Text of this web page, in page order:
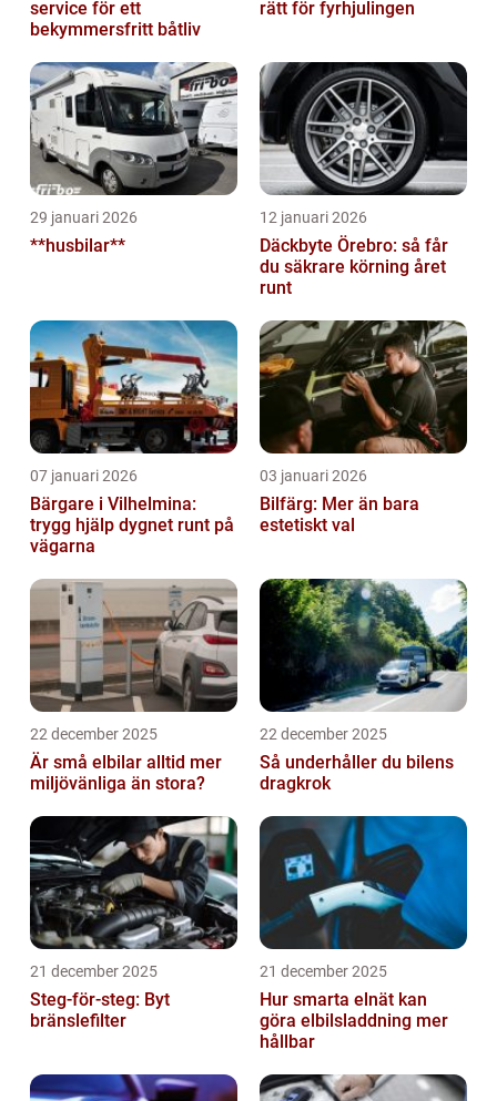
service för ett
bekymmersfritt båtliv
rätt för fyrhjulingen
29 januari 2026
**husbilar**
12 januari 2026
Däckbyte Örebro: så får
du säkrare körning året
runt
07 januari 2026
Bärgare i Vilhelmina:
trygg hjälp dygnet runt på
vägarna
03 januari 2026
Bilfärg: Mer än bara
estetiskt val
22 december 2025
Är små elbilar alltid mer
miljövänliga än stora?
22 december 2025
Så underhåller du bilens
dragkrok
21 december 2025
Steg-för-steg: Byt
bränslefilter
21 december 2025
Hur smarta elnät kan
göra elbilsladdning mer
hållbar